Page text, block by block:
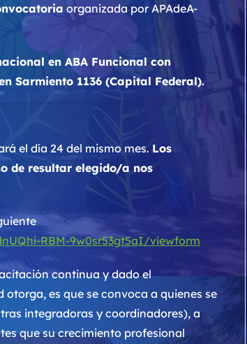
organizada por APAdeA-
en ABA Funcional con
Sarmiento 1136 (Capital Federal).
el día 24 del mismo mes. Los
de resultar elegido/a nos
RBM-9w0sr53gt5aI/viewform
continua y dado el
es que se convoca a quienes se
integradoras y coordinadores), a
que su crecimiento profesional